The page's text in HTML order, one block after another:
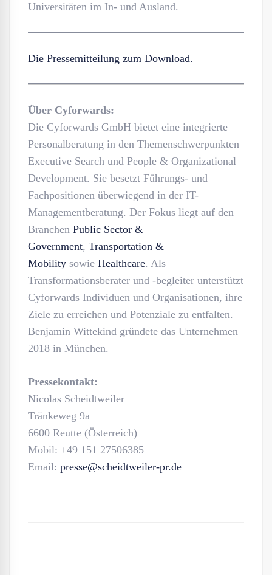
Universitäten im In- und Ausland.
Die Pressemitteilung zum Download.
Über Cyforwards:
Die Cyforwards GmbH bietet eine integrierte
Personalberatung in den Themenschwerpunkten
Executive Search und People & Organizational
Development. Sie besetzt Führungs- und
Fachpositionen überwiegend in der IT-
Managementberatung. Der Fokus liegt auf den
Branchen Public Sector &
Government, Transportation &
Mobility sowie Healthcare. Als
Transformationsberater und -begleiter unterstützt
Cyforwards Individuen und Organisationen, ihre
Ziele zu erreichen und Potenziale zu entfalten.
Benjamin Wittekind gründete das Unternehmen
2018 in München.
Pressekontakt:
Nicolas Scheidtweiler
Tränkeweg 9a
6600 Reutte (Österreich)
Mobil: +49 151 27506385
Email: presse@scheidtweiler-pr.de